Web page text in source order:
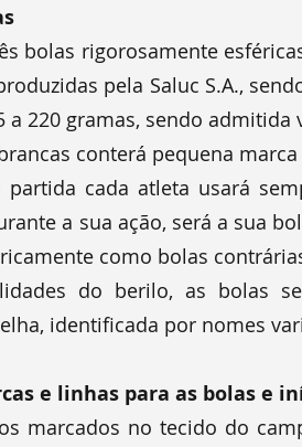
bolas rigorosamente
pela Saluc S.A.,
a 220 gramas, sendo
conterá pequena
cada atleta usará
a sua ação, será a sua
como bolas
do berilo, as bolas
identificada por nomes
e linhas para as bolas e
marcados no tecido do